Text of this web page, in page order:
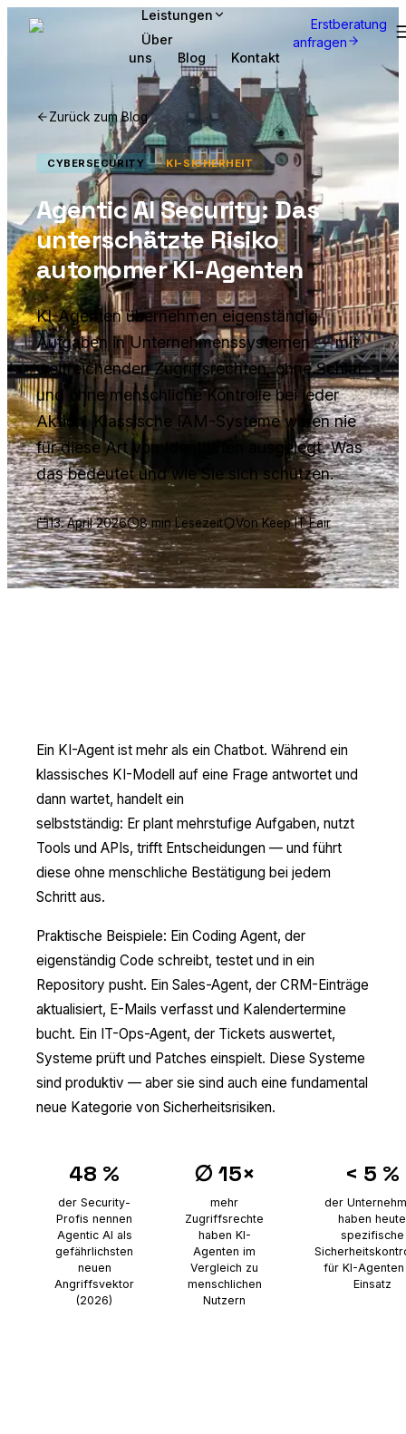
Leistungen
Über
uns
Blog Kontakt
Erstberatung
anfragen
Zurück zum Blog
CYBERSECURITY KI-SICHERHEIT
Agentic AI Security: Das
unterschätzte Risiko
autonomer KI-Agenten
KI-Agenten übernehmen eigenständig
Aufgaben in Unternehmenssystemen — mit
weitreichenden Zugriffsrechten, ohne Schlaf
und ohne menschliche Kontrolle bei jeder
Aktion. Klassische IAM-Systeme waren nie
für diese Art von Identitäten ausgelegt. Was
das bedeutet und wie Sie sich schützen.
13. April 2026 8 min Lesezeit Von Keep IT Fair
Ein KI-Agent ist mehr als ein Chatbot. Während ein
klassisches KI-Modell auf eine Frage antwortet und
dann wartet, handelt ein
selbstständig: Er plant mehrstufige Aufgaben, nutzt
Tools und APIs, trifft Entscheidungen — und führt
diese ohne menschliche Bestätigung bei jedem
Schritt aus.
Praktische Beispiele: Ein Coding Agent, der
eigenständig Code schreibt, testet und in ein
Repository pusht. Ein Sales-Agent, der CRM-Einträge
aktualisiert, E-Mails verfasst und Kalendertermine
bucht. Ein IT-Ops-Agent, der Tickets auswertet,
Systeme prüft und Patches einspielt. Diese Systeme
sind produktiv — aber sie sind auch eine fundamental
neue Kategorie von Sicherheitsrisiken.
48 %
der Security-
Profis nennen
Agentic AI als
gefährlichsten
neuen
Angriffsvektor
(2026)
∅ 15×
mehr
Zugriffsrechte
haben KI-
Agenten im
Vergleich zu
menschlichen
Nutzern
< 5 %
der
haben heute
spezifische
für KI-
Einsatz